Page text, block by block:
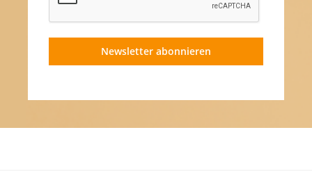
Newsletter abonnieren